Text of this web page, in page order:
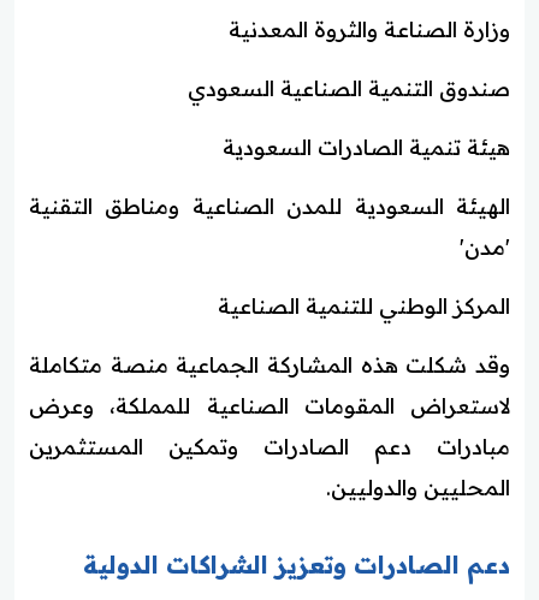
وزارة الصناعة والثروة المعدنية
صندوق التنمية الصناعية السعودي
هيئة تنمية الصادرات السعودية
الهيئة السعودية للمدن الصناعية ومناطق التقنية
'مدن'
المركز الوطني للتنمية الصناعية
وقد شكلت هذه المشاركة الجماعية منصة متكاملة
لاستعراض المقومات الصناعية للمملكة، وعرض
مبادرات دعم الصادرات وتمكين المستثمرين
المحليين والدوليين.
دعم الصادرات وتعزيز الشراكات الدولية